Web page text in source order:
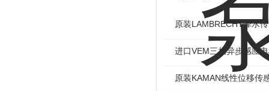
原装LAMBRECHT降水
进口VEM三相异步感应
原装KAMAN线性位移传